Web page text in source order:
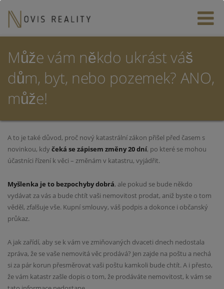
Může vám někdo ukrást váš
dům, byt, nebo pozemek? ANO,
může!
A to je také důvod, proč nový katastrální zákon přišel před časem s
novinkou, kdy čeká se zápisem změny 20 dní, po které se mohou
účastníci řízení k věci – změnám v katastru, vyjádřit.
Myšlenka je to bezpochyby dobrá, ale pokud se bude někdo
vydávat za vás a bude chtít vaši nemovitost prodat, aniž byste o tom
věděl, zfalšuje vše. Kupní smlouvy, váš podpis a dokonce i občanský
průkaz.
A jak zařídí, aby se k vám ve zmiňovaných dvaceti dnech nedostala
zpráva, že se vaše nemovitá věc prodává? Jen zajde na poštu a nechá
si za pár korun přesměrovat vaši poštu kamkoli bude chtít. A i přesto,
že vám katastr zašle dopis o tom, že prodáváte nemovitost, k vám se